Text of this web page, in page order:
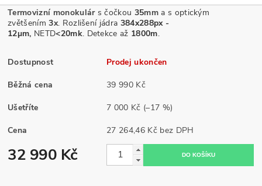
Termovizní monokulárs čočkou 35mma s optickým
zvětšením3x. Rozlišení jádra 384x288px -
12µm, NETD<20mk. Detekce až 1800m.
Dostupnost Prodej ukončen
Běžná cena 39 990 Kč
Ušetříte 7 000 Kč (–17 %)
Cena 27 264,46 Kč bez DPH
32 990 Kč